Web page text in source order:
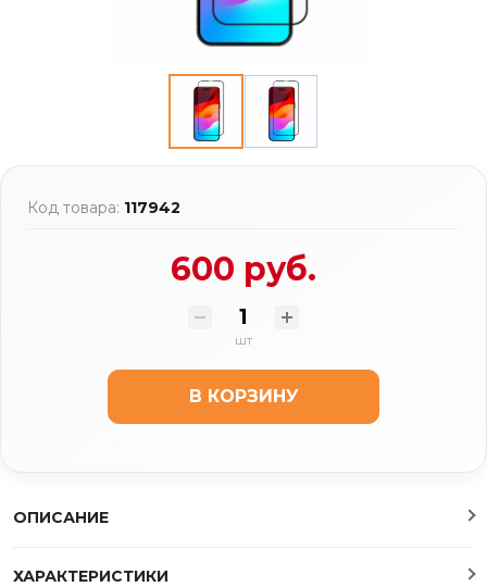
Код товара: 117942
600 руб.
шт
В КОРЗИНУ
ОПИСАНИЕ
ХАРАКТЕРИСТИКИ